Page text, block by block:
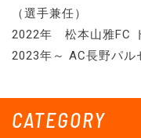
CATEGORY
（選手兼任）
2022年 松本山雅FC
2023年～ AC長野パル